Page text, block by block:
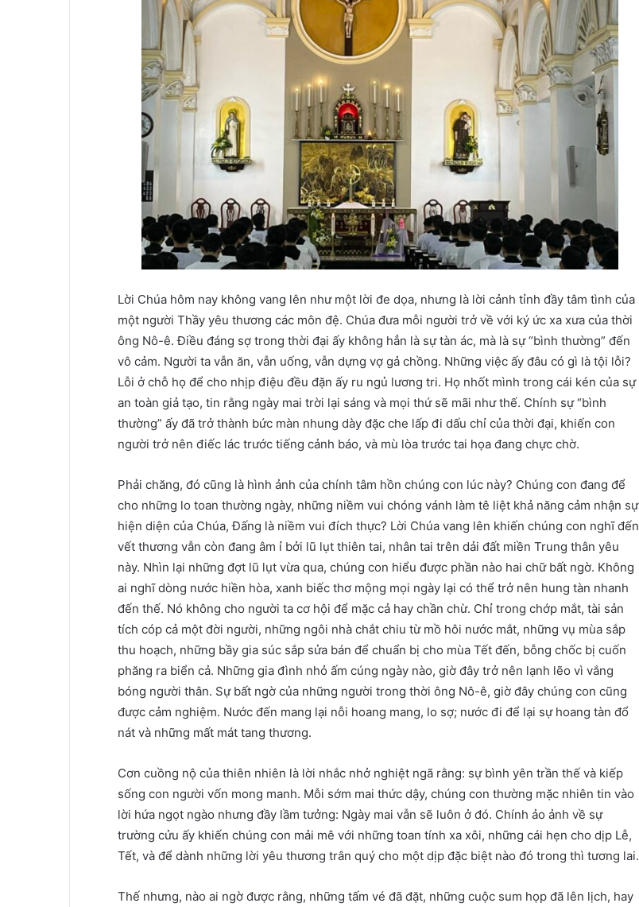
Lời Chúa hôm nay không vang lên như một lời đe dọa, nhưng là lời cảnh tỉnh đầy tâm tình của
một người Thầy yêu thương các môn đệ. Chúa đưa mỗi người trở về với ký ức xa xưa của thời
ông Nô-ê. Điều đáng sợ trong thời đại ấy không hẳn là sự tàn ác, mà là sự “bình thường” đến
vô cảm. Người ta vẫn ăn, vẫn uống, vẫn dựng vợ gả chồng. Những việc ấy đâu có gì là tội lỗi?
Lỗi ở chỗ họ để cho nhịp điệu đều đặn ấy ru ngủ lương tri. Họ nhốt mình trong cái kén của sự
an toàn giả tạo, tin rằng ngày mai trời lại sáng và mọi thứ sẽ mãi như thế. Chính sự “bình
thường” ấy đã trở thành bức màn nhung dày đặc che lấp đi dấu chỉ của thời đại, khiến con
người trở nên điếc lác trước tiếng cảnh báo, và mù lòa trước tai họa đang chực chờ.
Phải chăng, đó cũng là hình ảnh của chính tâm hồn chúng con lúc này? Chúng con đang để
cho những lo toan thường ngày, những niềm vui chóng vánh làm tê liệt khả năng cảm nhận sự
hiện diện của Chúa, Đấng là niềm vui đích thực? Lời Chúa vang lên khiến chúng con nghĩ đến
vết thương vẫn còn đang âm ỉ bởi lũ lụt thiên tai, nhân tai trên dải đất miền Trung thân yêu
này. Nhìn lại những đợt lũ lụt vừa qua, chúng con hiểu được phần nào hai chữ bất ngờ. Không
ai nghĩ dòng nước hiền hòa, xanh biếc thơ mộng mọi ngày lại có thể trở nên hung tàn nhanh
đến thế. Nó không cho người ta cơ hội để mặc cả hay chần chừ. Chỉ trong chớp mắt, tài sản
tích cóp cả một đời người, những ngôi nhà chắt chiu từ mồ hôi nước mắt, những vụ mùa sắp
thu hoạch, những bầy gia súc sắp sửa bán để chuẩn bị cho mùa Tết đến, bỗng chốc bị cuốn
phăng ra biển cả. Những gia đình nhỏ ấm cúng ngày nào, giờ đây trở nên lạnh lẽo vì vắng
bóng người thân. Sự bất ngờ của những người trong thời ông Nô-ê, giờ đây chúng con cũng
được cảm nghiệm. Nước đến mang lại nỗi hoang mang, lo sợ; nước đi để lại sự hoang tàn đổ
nát và những mất mát tang thương.
Cơn cuồng nộ của thiên nhiên là lời nhắc nhở nghiệt ngã rằng: sự bình yên trần thế và kiếp
sống con người vốn mong manh. Mỗi sớm mai thức dậy, chúng con thường mặc nhiên tin vào
lời hứa ngọt ngào nhưng đầy lầm tưởng: Ngày mai vẫn sẽ luôn ở đó. Chính ảo ảnh về sự
trường cửu ấy khiến chúng con mải mê với những toan tính xa xôi, những cái hẹn cho dịp Lễ,
Tết, và để dành những lời yêu thương trân quý cho một dịp đặc biệt nào đó trong thì tương lai.
Thế nhưng, nào ai ngờ được rằng, những tấm vé đã đặt, những cuộc sum họp đã lên lịch, hay